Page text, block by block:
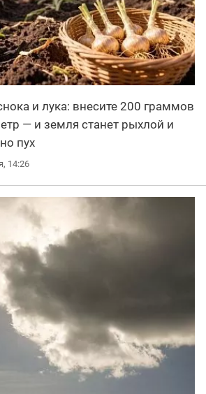
и лука: внесите 200 граммов
— и земля станет рыхлой и
пух
14:26